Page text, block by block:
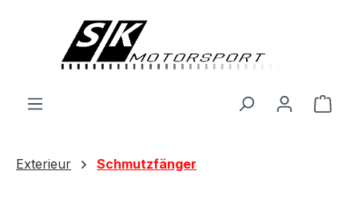
Exterieur Schmutzfänger